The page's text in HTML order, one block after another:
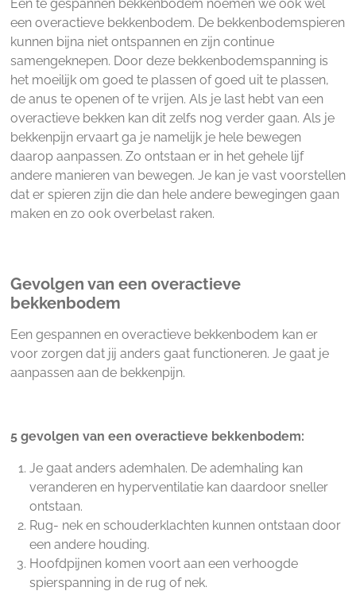
Een te gespannen bekkenbodem noemen we ook wel
een overactieve bekkenbodem. De bekkenbodemspieren
kunnen bijna niet ontspannen en zijn continue
samengeknepen. Door deze bekkenbodemspanning is
het moeilijk om goed te plassen of goed uit te plassen,
de anus te openen of te vrijen. Als je last hebt van een
overactieve bekken kan dit zelfs nog verder gaan. Als je
bekkenpijn ervaart ga je namelijk je hele bewegen
daarop aanpassen. Zo ontstaan er in het gehele lijf
andere manieren van bewegen. Je kan je vast voorstellen
dat er spieren zijn die dan hele andere bewegingen gaan
maken en zo ook overbelast raken.
Gevolgen van een overactieve
bekkenbodem
Een gespannen en overactieve bekkenbodem kan er
voor zorgen dat jij anders gaat functioneren. Je gaat je
aanpassen aan de bekkenpijn.
5 gevolgen van een overactieve bekkenbodem:
Je gaat anders ademhalen. De ademhaling kan
veranderen en hyperventilatie kan daardoor sneller
ontstaan.
Rug- nek en schouderklachten kunnen ontstaan door
een andere houding.
Hoofdpijnen komen voort aan een verhoogde
spierspanning in de rug of nek.